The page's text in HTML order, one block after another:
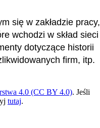
się w zakładzie pracy,
wchodzi w skład sieci
dotyczące historii
firm, itp.
4.0 (CC BY 4.0). Jeśli
tutaj.